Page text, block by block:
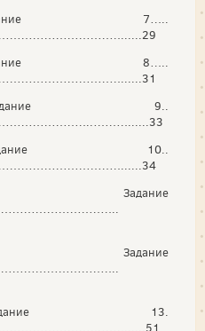
7…..
8…..
9..
10..
13.